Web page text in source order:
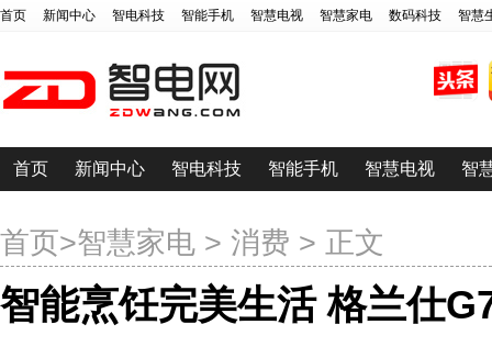
首页 新闻中心 智电科技 智能手机 智慧电视 智慧家电 数码科技 智慧
首页 新闻中心 智电科技 智能手机 智慧电视 智
首页>智慧家电 > 消费 > 正文
智能烹饪完美生活 格兰仕